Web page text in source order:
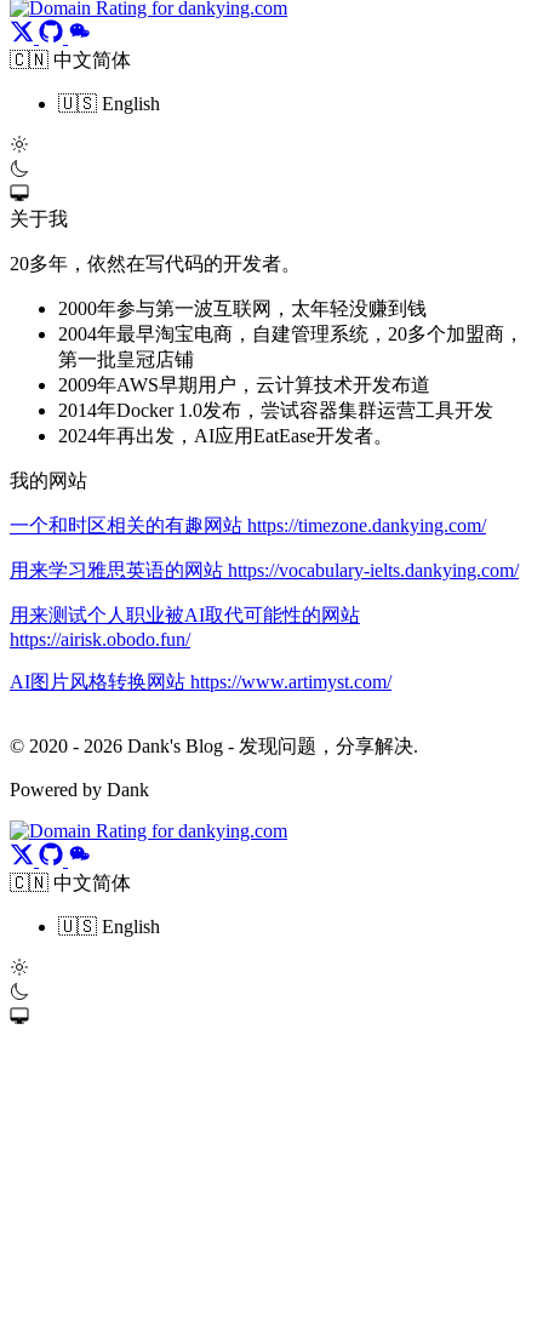
🇨🇳 中文简体
🇺🇸 English
关于我
20多年，依然在写代码的开发者。
2000年参与第一波互联网，太年轻没赚到钱
2004年最早淘宝电商，自建管理系统，20多个加盟商，
第一批皇冠店铺
2009年AWS早期用户，云计算技术开发布道
2014年Docker 1.0发布，尝试容器集群运营工具开发
2024年再出发，AI应用EatEase开发者。
我的网站
一个和时区相关的有趣网站 https://timezone.dankying.com/
用来学习雅思英语的网站 https://vocabulary-ielts.dankying.com/
用来测试个人职业被AI取代可能性的网站
https://airisk.obodo.fun/
AI图片风格转换网站 https://www.artimyst.com/
© 2020 - 2026 Dank's Blog - 发现问题，分享解决.
Powered by Dank
🇨🇳 中文简体
🇺🇸 English